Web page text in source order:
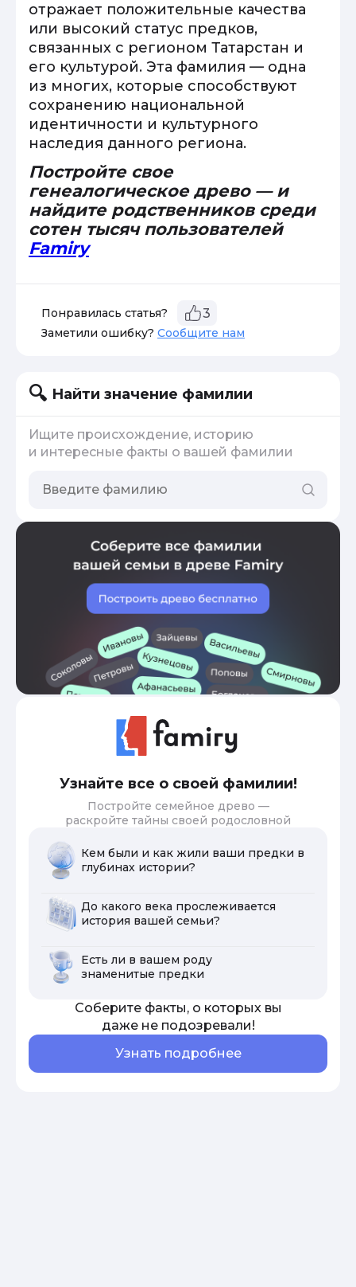
отражает положительные качества
или высокий статус предков,
связанных с регионом Татарстан и
его культурой. Эта фамилия — одна
из многих, которые способствуют
сохранению национальной
идентичности и культурного
наследия данного региона.
Постройте свое
генеалогическое древо — и
найдите родственников среди
сотен тысяч пользователей
Famiry
Понравилась статья? 3
Заметили ошибку? Сообщите нам
Найти значение фамилии
Ищите происхождение, историю
и интересные факты о вашей фамилии
Узнайте все о своей фамилии!
Постройте семейное древо —
раскройте тайны своей родословной
Кем были и как жили ваши предки в
глубинах истории?
До какого века прослеживается
история вашей семьи?
Есть ли в вашем роду
знаменитые предки
Соберите факты, о которых вы
даже не подозревали!
Узнать подробнее